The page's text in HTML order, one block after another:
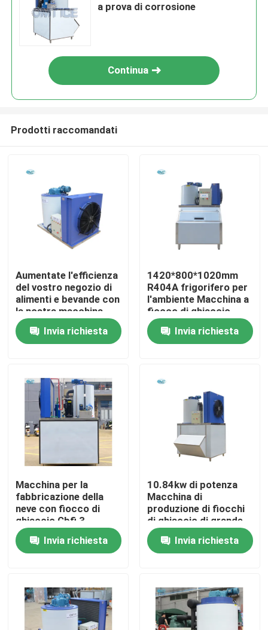
Casa.
Prodotti
Su di noi
Visita alla fabbrica
Contattaci
Chiedi un preventivo
Macchine per ghiaccio a tubo
macchine per il ghiaccio a grandi cubi
a prova di corrosione
Continua
Prodotti raccomandati
Aumentate l'efficienza
del vostro negozio di
alimenti e bevande con
la nostra macchina
per ghiaccio a fiocchi
industriale in Marocco
Invia richiesta
1420*800*1020mm
R404A frigorifero per
l'ambiente Macchina a
fiocco di ghiaccio
500kg Macchina a
fiocco di ghiaccio
direttamente
Invia richiesta
Macchina per la
fabbricazione della
neve con fiocco di
ghiaccio Cbfi 3
tonnellate di ghiaccio
1830*1635*2600MM
10,84kw
Invia richiesta
10.84kw di potenza
Macchina di
produzione di fiocchi
di ghiaccio di grande
capacità 3 tonnellate
controllo automatico
Invia richiesta